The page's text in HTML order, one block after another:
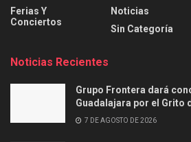
Ferias Y
Conciertos
Noticias
Sin Categoría
Noticias Recientes
Grupo Frontera dará
Guadalajara por el Grito
7 DE AGOSTO DE 2026